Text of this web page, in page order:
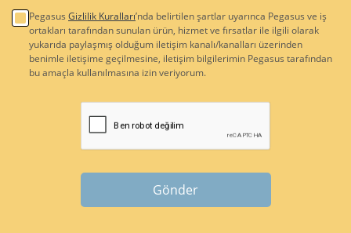
Pegasus Gizlilik Kuralları’nda belirtilen şartlar uyarınca Pegasus ve iş
ortakları tarafından sunulan ürün, hizmet ve fırsatlar ile ilgili olarak
yukarıda paylaşmış olduğum iletişim kanalı/kanalları üzerinden
benimle iletişime geçilmesine, iletişim bilgilerimin Pegasus tarafından
bu amaçla kullanılmasına izin veriyorum.
Gönder